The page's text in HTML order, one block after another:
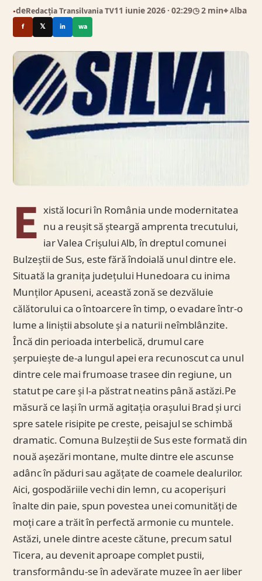
●deRedacția Transilvania TV11 iunie 2026 · 02:29◷ 2 min⌖ Alba
f 𝕏 in wa
E xistă locuri în România unde modernitatea
nu a reușit să șteargă amprenta trecutului,
iar Valea Crișului Alb, în dreptul comunei
Bulzeștii de Sus, este fără îndoială unul dintre ele.
Situată la granița județului Hunedoara cu inima
Munților Apuseni, această zonă se dezvăluie
călătorului ca o întoarcere în timp, o evadare într-o
lume a liniștii absolute și a naturii neîmblânzite.
Încă din perioada interbelică, drumul care
șerpuiește de-a lungul apei era recunoscut ca unul
dintre cele mai frumoase trasee din regiune, un
statut pe care și l-a păstrat neatins până astăzi.Pe
măsură ce lași în urmă agitația orașului Brad și urci
spre satele risipite pe creste, peisajul se schimbă
dramatic. Comuna Bulzeștii de Sus este formată din
nouă așezări montane, multe dintre ele ascunse
adânc în păduri sau agățate de coamele dealurilor.
Aici, gospodăriile vechi din lemn, cu acoperișuri
înalte din paie, spun povestea unei comunități de
moți care a trăit în perfectă armonie cu muntele.
Astăzi, unele dintre aceste cătune, precum satul
Ticera, au devenit aproape complet pustii,
transformându-se în adevărate muzee în aer liber